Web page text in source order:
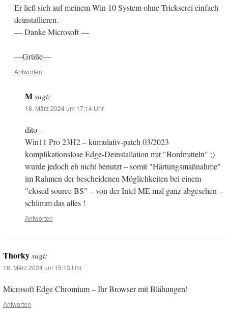
Er ließ sich auf meinem Win 10 System ohne Trickserei einfach
deinstallieren.
— Danke Microsoft —
—Grüße—
Antworten
M sagt:
18. März 2024 um 17:14 Uhr
dito –
Win11 Pro 23H2 – kumulativ-patch 03/2023
komplikationslose Edge-Deinstallation mit "Bordmitteln" ;)
wurde jedoch eh nicht benutzt – somit "Härtungsmaßnahme"
im Rahmen der bescheidenen Möglichkeiten bei einem
"closed source BS" – von der Intel ME mal ganz abgesehen –
schlimm das alles !
Antworten
Thorkysagt:
18. März 2024 um 15:13 Uhr
Microsoft Edge Chromium – Ihr Browser mit Blähungen!
Antworten